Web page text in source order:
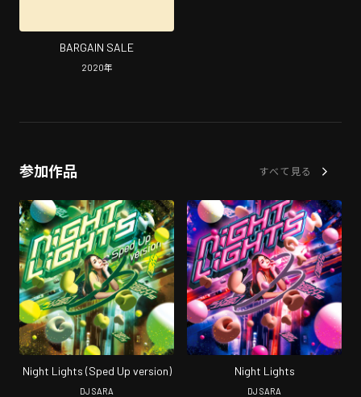
BARGAIN SALE
2020年
参加作品 すべて見る
Night Lights (Sped Up version)
DJ SARA
Night Lights
DJ SARA